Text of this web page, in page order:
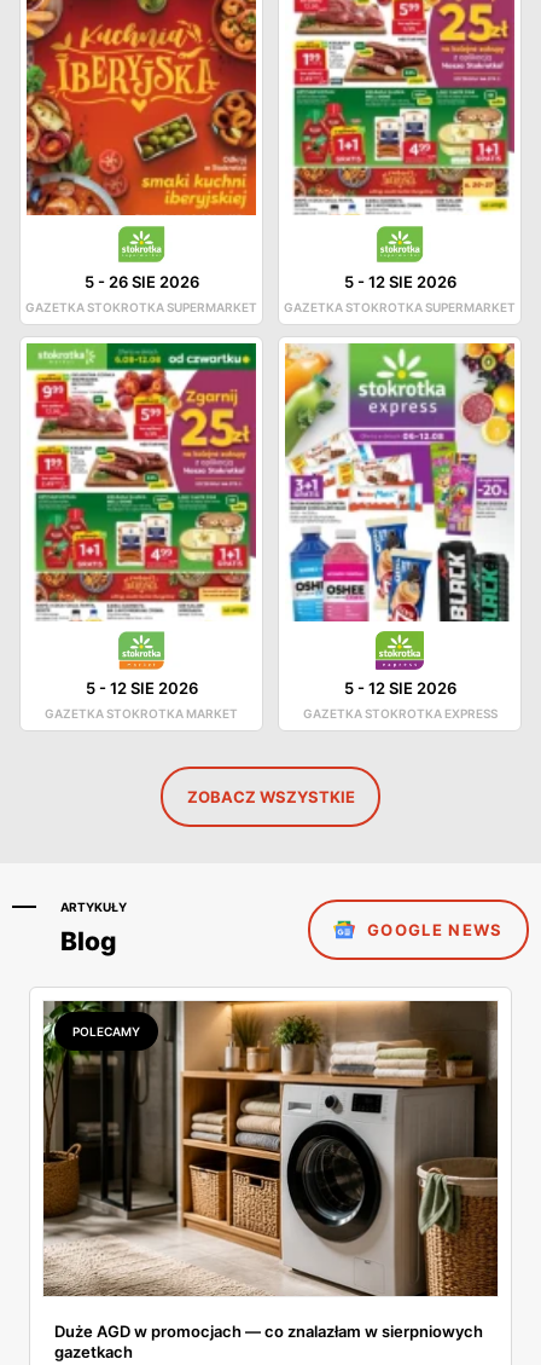
5-26 SIE 2026
GAZETKA STOKROTKA SUPERMARKET
5-12 SIE 2026
GAZETKA STOKROTKA SUPERMARKET
5-12 SIE 2026
GAZETKA STOKROTKA MARKET
5-12 SIE 2026
GAZETKA STOKROTKA EXPRESS
ZOBACZ WSZYSTKIE
ARTYKUŁY
Blog GOOGLE NEWS
POLECAMY
Duże AGD w promocjach — co znalazłam w sierpniowych
gazetkach